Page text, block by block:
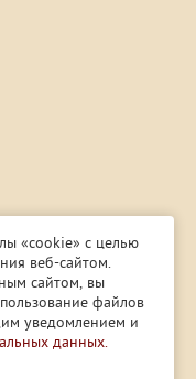
ознакомительный
определяемой ст.
«cookie» с целью
веб-сайтом.
сайтом, вы
файлов
уведомлением и
данных.